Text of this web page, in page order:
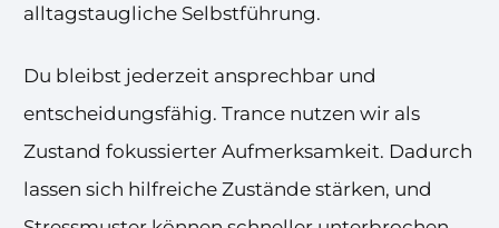
alltagstaugliche Selbstführung.
Du bleibst jederzeit ansprechbar und
entscheidungsfähig. Trance nutzen wir als
Zustand fokussierter Aufmerksamkeit. Dadurch
lassen sich hilfreiche Zustände stärken, und